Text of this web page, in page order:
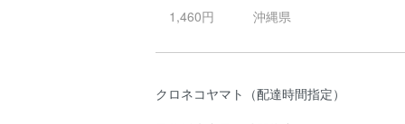
1,460円 沖縄県
クロネコヤマト（配達時間指定）